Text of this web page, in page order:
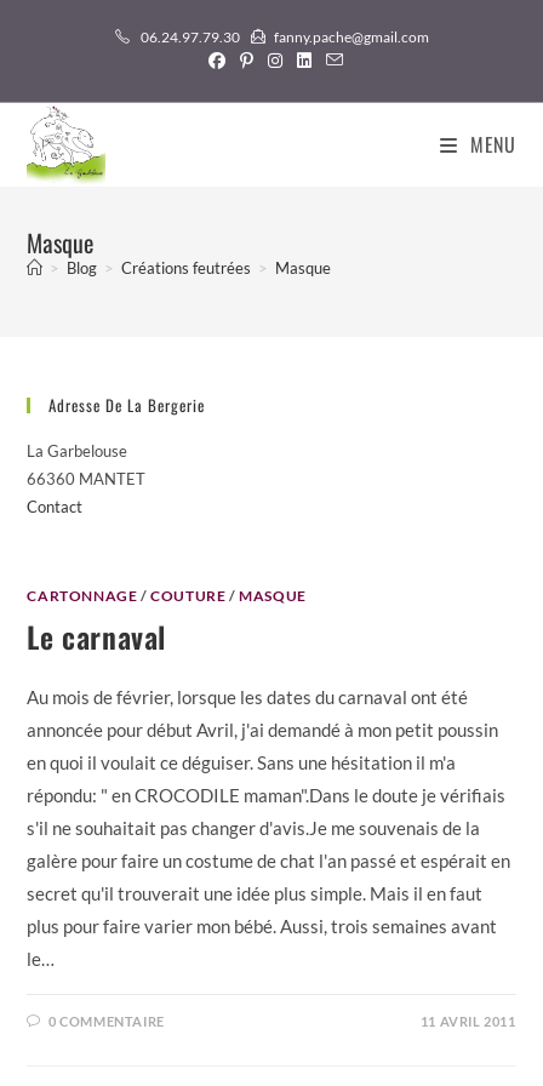
06.24.97.79.30 fanny.pache@gmail.com
MENU
Masque
> Blog > Créations feutrées > Masque
Adresse De La Bergerie
La Garbelouse
66360 MANTET
Contact
CARTONNAGE /COUTURE /MASQUE
Le carnaval
Au mois de février, lorsque les dates du carnaval ont été
annoncée pour début Avril, j'ai demandé à mon petit poussin
en quoi il voulait ce déguiser. Sans une hésitation il m'a
répondu: " en CROCODILE maman".Dans le doute je vérifiais
s'il ne souhaitait pas changer d'avis.Je me souvenais de la
galère pour faire un costume de chat l'an passé et espérait en
secret qu'il trouverait une idée plus simple. Mais il en faut
plus pour faire varier mon bébé. Aussi, trois semaines avant
le…
0 COMMENTAIRE 11 AVRIL 2011